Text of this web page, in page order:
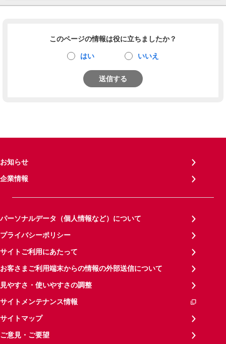
このページの情報は役に立ちましたか？
はい いいえ
送信する
お知らせ
企業情報
パーソナルデータ（個人情報など）について
プライバシーポリシー
サイトご利用にあたって
お客さまご利用端末からの情報の外部送信について
見やすさ・使いやすさの調整
サイトメンテナンス情報
サイトマップ
ご意見・ご要望